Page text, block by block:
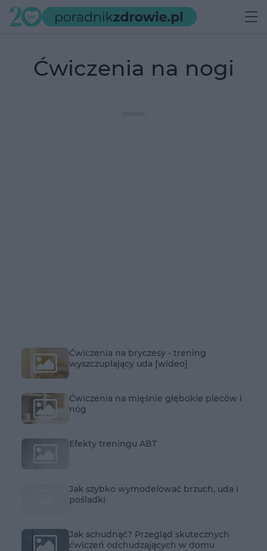
ćwiczenia na nogi
Ćwiczenia na bryczesy - trening
wyszczuplający uda [wideo]
Ćwiczenia na mięśnie głębokie pleców i
nóg
Efekty treningu ABT
Jak szybko wymodelować brzuch, uda i
pośladki
Jak schudnąć? Przegląd skutecznych
ćwiczeń odchudzających w domu